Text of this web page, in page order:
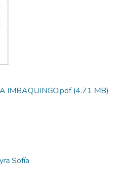
IMBAQUINGO.pdf(4.71 MB)
Sofía